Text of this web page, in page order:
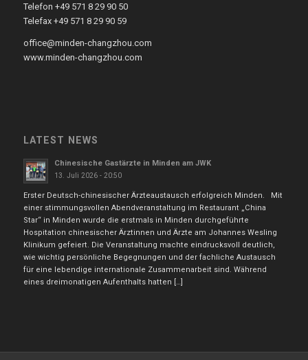
Telefon +49 571 8 29 90 50
Telefax +49 571 8 29 90 59
office@minden-changzhou.com
www.minden-changzhou.com
LATEST NEWS
Chinesische Gastärzte in Minden am JWK
13. Juli 2026 - 20:50
Erster Deutsch-chinesischer Ärzteaustausch erfolgreich Minden. Mit
einer stimmungsvollen Abendveranstaltung im Restaurant „China
Star“ in Minden wurde die erstmals in Minden durchgeführte
Hospitation chinesischer Ärztinnen und Ärzte am Johannes Wesling
Klinikum gefeiert. Die Veranstaltung machte eindrucksvoll deutlich,
wie wichtig persönliche Begegnungen und der fachliche Austausch
für eine lebendige internationale Zusammenarbeit sind. Während
eines dreimonatigen Aufenthalts hatten […]